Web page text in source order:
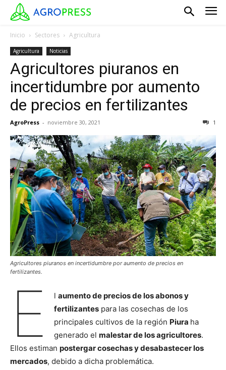
Inicio Sectores Agricultura
Agricultura Noticias
Agricultores piuranos en
incertidumbre por aumento
de precios en fertilizantes
AgroPress - noviembre 30, 2021 1
Agricultores piuranos en incertidumbre por aumento de precios en
fertilizantes.
E l aumento de precios de los abonos y
fertilizantespara las cosechas de los
principales cultivos de la región Piura ha
generado el malestar de los agricultores.
Ellos estiman postergar cosechas y desabastecer los
mercados, debido a dicha problemática.